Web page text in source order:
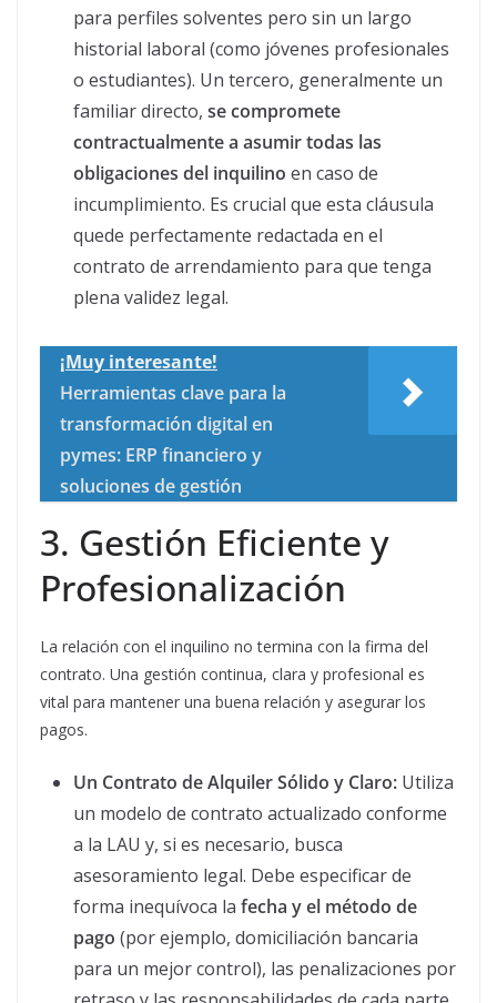
para perfiles solventes pero sin un largo
historial laboral (como jóvenes profesionales
o estudiantes). Un tercero, generalmente un
familiar directo, se compromete
contractualmente a asumir todas las
obligaciones del inquilino en caso de
incumplimiento. Es crucial que esta cláusula
quede perfectamente redactada en el
contrato de arrendamiento para que tenga
plena validez legal.
¡Muy interesante!
Herramientas clave para la
transformación digital en
pymes: ERP financiero y
soluciones de gestión
3. Gestión Eficiente y
Profesionalización
La relación con el inquilino no termina con la firma del
contrato. Una gestión continua, clara y profesional es
vital para mantener una buena relación y asegurar los
pagos.
Un Contrato de Alquiler Sólido y Claro: Utiliza
un modelo de contrato actualizado conforme
a la LAU y, si es necesario, busca
asesoramiento legal. Debe especificar de
forma inequívoca la fecha y el método de
pago (por ejemplo, domiciliación bancaria
para un mejor control), las penalizaciones por